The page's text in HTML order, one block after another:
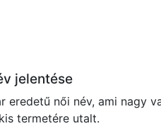
jelentése
eredetű női név, ami nagy
termetére utalt.